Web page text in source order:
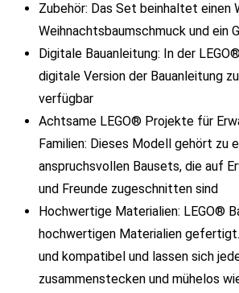
Zubehör: Das Set beinhaltet einen
Weihnachtsbaumschmuck und ein
Digitale Bauanleitung: In der
digitale Version der Bauanleitung
verfügbar
Achtsame LEGO® Projekte für
Familien: Dieses Modell gehört zu
anspruchsvollen Bausets, die auf
und Freunde zugeschnitten sind
Hochwertige Materialien: LEGO®
hochwertigen Materialien
und kompatibel und lassen sich
zusammenstecken und mühelos